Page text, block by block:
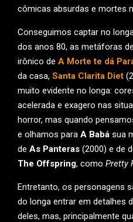
cômicas absurdas e mortes
Conseguimos captar no
dos anos 80, as metáforas de
irônico de A Morte te dá
da casa, Santa Clarita Diet
muito evidente no longa:
acelerada e exagero nas
horror, mas quando
e olhamos para A Babá sua
de As Panteras (2000) e de
The Offspring, como Pretty
Entretanto, os personagens
do longa entrar em detalhes
deles, mas, principalmente